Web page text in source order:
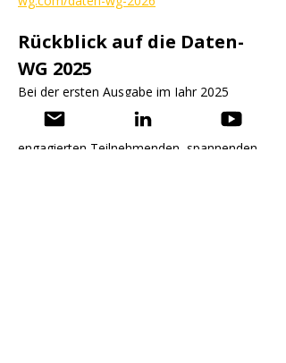
Rückblick auf die Daten-
WG 2025
Bei der ersten Ausgabe im Jahr 2025
erlebten wir eine inspirierende und
lebendige Veranstaltung mit vielen
engagierten Teilnehmenden, spannenden